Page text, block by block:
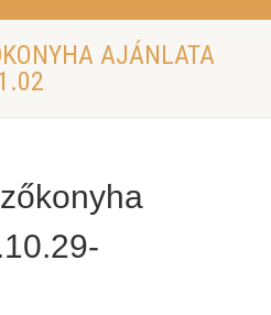
AJÁNLATA